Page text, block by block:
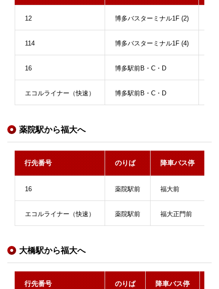
12 博多バスターミナル1F (2)
114 博多バスターミナル1F (4)
16 博多駅前B・C・D
エコルライナー（快速） 博多駅前B・C・D
薬院駅から福大へ
行先番号 のりば 降車バス停
16 薬院駅前 福大前
エコルライナー（快速） 薬院駅前 福大正門前
大橋駅から福大へ
行先番号 のりば 降車バス停